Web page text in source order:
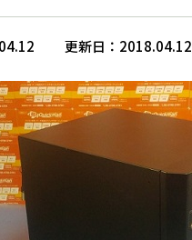
更新日：2018.04.12